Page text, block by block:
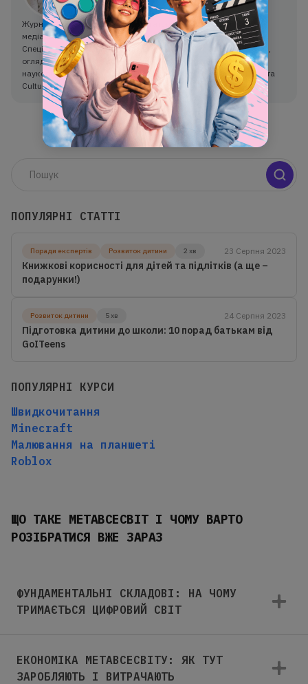
Журналістка та редакторка з багаторічним досвідом роботи в
медіа, освітніх платформах та культурних проєктах.
Спеціалізується на створенні авторських матеріалів: від статей,
оглядів і репортажів до експлейнерів, текстів до курсів та
наукових досліджень. Має глибоку експертизу у сфері EdTech та
CulturalTech.
ПОПУЛЯРНІ СТАТТІ
Поради експертів Розвиток дитини 2 хв 23 Серпня 2023
Книжкові корисності для дітей та підлітків (а ще –
подарунки!)
Розвиток дитини 5 хв 24 Серпня 2023
Підготовка дитини до школи: 10 порад батькам від
GoITeens
ПОПУЛЯРНІ КУРСИ
Швидкочитання
Minecraft
Малювання на планшеті
Roblox
ЩО ТАКЕ МЕТАВСЕСВІТ І ЧОМУ ВАРТО
РОЗІБРАТИСЯ ВЖЕ ЗАРАЗ
ФУНДАМЕНТАЛЬНІ СКЛАДОВІ: НА ЧОМУ
ТРИМАЄТЬСЯ ЦИФРОВИЙ СВІТ
ЕКОНОМІКА МЕТАВСЕСВІТУ: ЯК ТУТ
ЗАРОБЛЯЮТЬ І ВИТРАЧАЮТЬ